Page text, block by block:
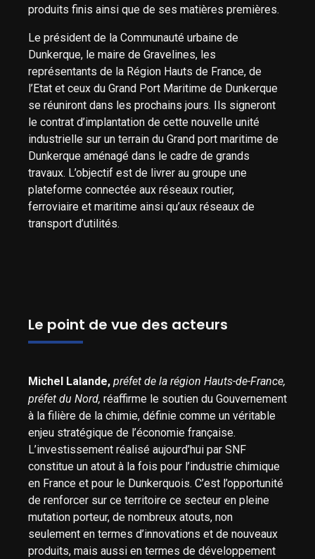
produits finis ainsi que de ses matières premières.
Le président de la Communauté urbaine de
Dunkerque, le maire de Gravelines, les
représentants de la Région Hauts de France, de
l’Etat et ceux du Grand Port Maritime de Dunkerque
se réuniront dans les prochains jours. Ils signeront
le contrat d’implantation de cette nouvelle unité
industrielle sur un terrain du Grand port maritime de
Dunkerque aménagé dans le cadre de grands
travaux. L’objectif est de livrer au groupe une
plateforme connectée aux réseaux routier,
ferroviaire et maritime ainsi qu’aux réseaux de
transport d’utilités.
Le point de vue des acteurs
Michel Lalande, préfet de la région Hauts-de-France,
préfet du Nord, réaffirme le soutien du Gouvernement
à la filière de la chimie, définie comme un véritable
enjeu stratégique de l’économie française.
L’investissement réalisé aujourd’hui par SNF
constitue un atout à la fois pour l’industrie chimique
en France et pour le Dunkerquois. C’est l’opportunité
de renforcer sur ce territoire ce secteur en pleine
mutation porteur, de nombreux atouts, non
seulement en termes d’innovations et de nouveaux
produits, mais aussi en termes de développement